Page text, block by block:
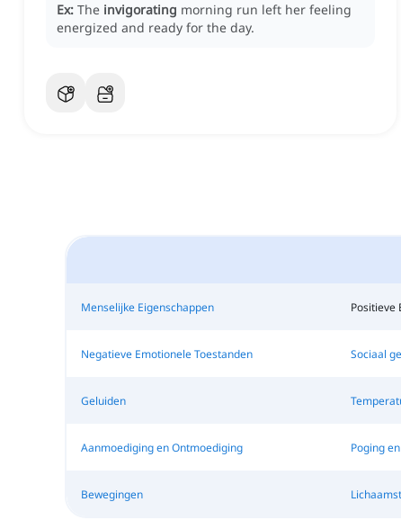
Ex: The invigorating morning run left her feeling
energized and ready for the day.
Menselijke Eigenschappen Positieve
Negatieve Emotionele Toestanden Sociaal
Geluiden
Aanmoediging en Ontmoediging Poging
Bewegingen